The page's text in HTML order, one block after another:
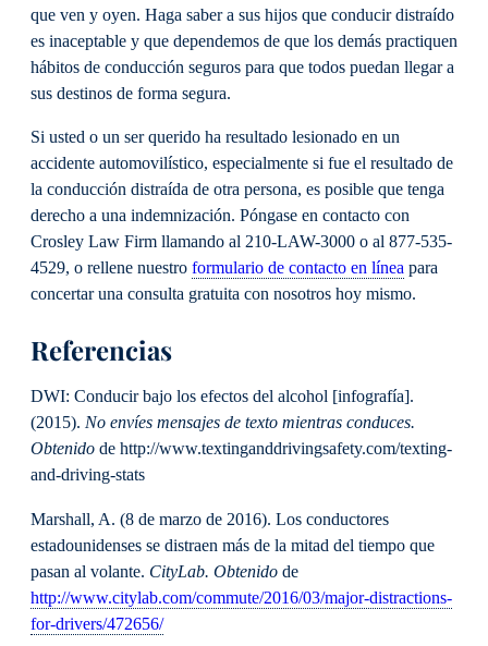
que ven y oyen. Haga saber a sus hijos que conducir distraído
es inaceptable y que dependemos de que los demás practiquen
hábitos de conducción seguros para que todos puedan llegar a
sus destinos de forma segura.
Si usted o un ser querido ha resultado lesionado en un
accidente automovilístico, especialmente si fue el resultado de
la conducción distraída de otra persona, es posible que tenga
derecho a una indemnización. Póngase en contacto con
Crosley Law Firm llamando al 210-LAW-3000 o al 877-535-
4529, o rellene nuestro formulario de contacto en línea para
concertar una consulta gratuita con nosotros hoy mismo.
Referencias
DWI: Conducir bajo los efectos del alcohol [infografía].
(2015). No envíes mensajes de texto mientras conduces.
Obtenido de http://www.textinganddrivingsafety.com/texting-
and-driving-stats
Marshall, A. (8 de marzo de 2016). Los conductores
estadounidenses se distraen más de la mitad del tiempo que
pasan al volante. CityLab. Obtenido de
http://www.citylab.com/commute/2016/03/major-distractions-
for-drivers/472656/